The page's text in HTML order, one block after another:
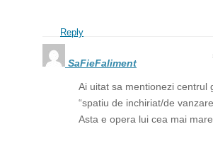
Reply
SaFieFaliment
Ai uitat sa mentionezi centrul
“spatiu de inchiriat/de
Asta e opera lui cea mai